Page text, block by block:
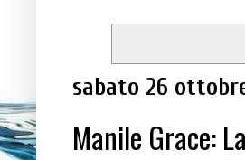
sabato 26
Manile Grace: